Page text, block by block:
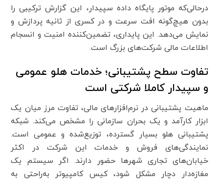
درحالی‌که موتور پایگاه داده سپیدار، این گزارش ترکیبی را
بدون هیچ‌گونه افت سرعت و در کسری از ثانیه پردازش و
نمایش می‌دهد. این پایداری، تضمین‌کننده امنیت و انسجام
اطلاعات مالی شرکت‌های بزرگ است.
تفاوت سطح پشتیبانی؛ خدمات هلو عمومی
و سپیدار کاملا شرکتی است
ماهیت پشتیبانی در نرم‌افزارهای مالی، تفاوت مرز میان یک
ابزار کارآمد و یک بحران سازمانی را مشخص می‌کند. شبکه
پشتیبانی هلو بسیار گسترده، توزیع‌شده و عمومی است.
نمایندگی‌های فروش و خدمات این شرکت در اکثر
خیابان‌های تجاری شهرها حضور دارند. اگر سیستم یک
مغازه‌دار دچار مشکل شود، کیس کامپیوتر به‌راحتی به